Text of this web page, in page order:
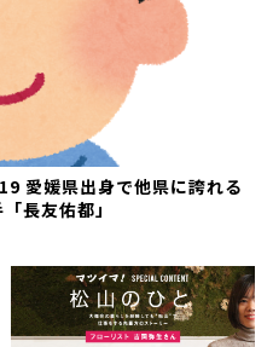
愛媛県出身で他県に誇れる
長友佑都」